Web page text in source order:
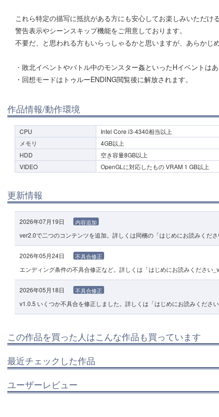
これら特定の描写に抵抗がある方にも安心してお楽しみいただけ
警告表示やシーンスキップ機能をご用意しております。
不要だ、と思われる方もいらっしゃるかと思いますが、あらかじ
・敗北イベントやバトル中のモンスター姦といったHイベントは
・回想モードはトゥルーENDING閲覧後に解放されます。
作品情報/動作環境
CPU
Intel Core i3-4340相当以上
メモリ
4GB以上
HDD
空き容量8GB以上
VIDEO
OpenGLに対応したもの VRAM 1 GB以上
更新情報
2026年07月19日 内容追加
ver2.0で二つのコンテンツを追加。詳しくは同梱の「はじめにお読みくだ
2026年05月24日 不具合修正
エンディング条件の不具合修正など。詳しくは「はじめにお読みください
2026年05月18日 不具合修正
v1.0.5 いくつか不具合を修正しました。詳しくは「はじめにお読みくださ
この作品を買った人はこんな作品も買っています
最近チェックした作品
ユーザーレビュー